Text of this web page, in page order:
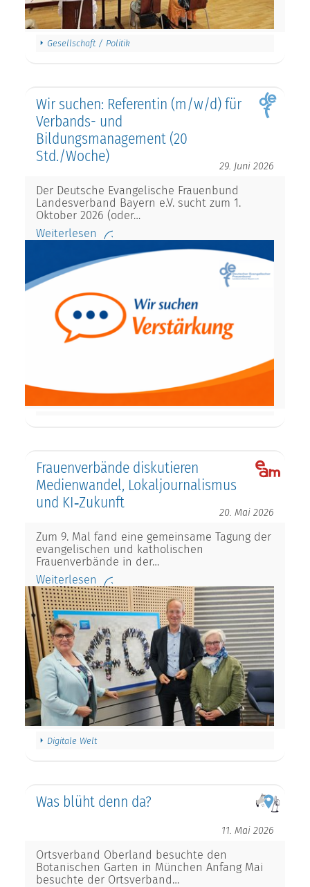
Gesellschaft / Politik
Wir suchen: Referentin (m/w/d) für
Verbands- und
Bildungsmanagement (20
Std./Woche)
29. Juni 2026
Der Deutsche Evangelische Frauenbund
Landesverband Bayern e.V. sucht zum 1.
Oktober 2026 (oder…
Weiterlesen
Frauenverbände diskutieren
Medienwandel, Lokaljournalismus
und KI‑Zukunft
20. Mai 2026
Zum 9. Mal fand eine gemeinsame Tagung der
evangelischen und katholischen
Frauenverbände in der…
Weiterlesen
Digitale Welt
Was blüht denn da?
11. Mai 2026
Ortsverband Oberland besuchte den
Botanischen Garten in München Anfang Mai
besuchte der Ortsverband…